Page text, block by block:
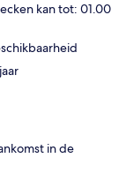
kan tot: 01.00
in de